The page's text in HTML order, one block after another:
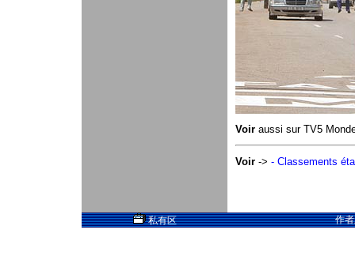
Voir aussi sur TV5
Voir -> - Classements
私有区 作